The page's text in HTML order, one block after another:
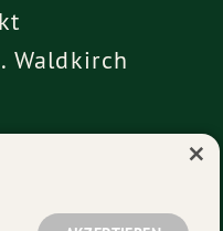
Waldkirch
×